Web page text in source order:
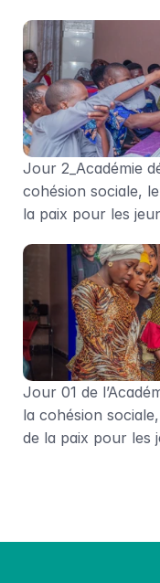
Jour 2_Académie
cohésion sociale,
la paix pour les
Jour 01 de
la cohésion
de la paix pour les